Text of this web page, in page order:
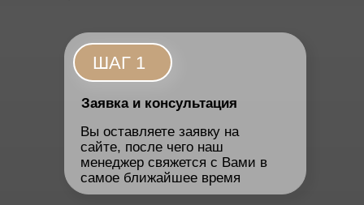
ШАГ 1
Заявка и консультация
Вы оставляете заявку на
сайте, после чего наш
менеджер свяжется с Вами в
самое ближайшее время